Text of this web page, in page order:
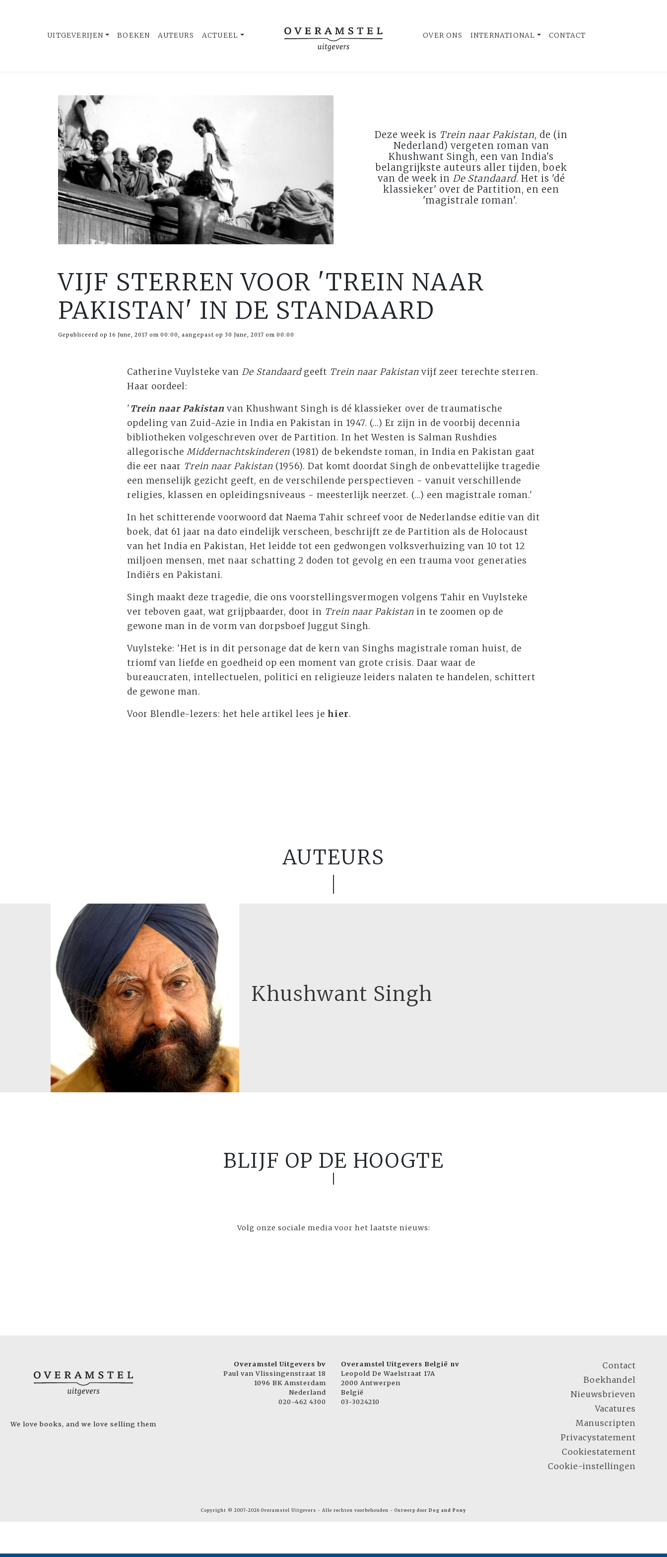
UITGEVERIJEN BOEKEN AUTEURS ACTUEEL OVER ONS INTERNATIONAL CONTACT
Deze week is Trein naar Pakistan, de (in
Nederland) vergeten roman van
Khushwant Singh, een van India's
belangrijkste auteurs aller tijden, boek
van de week in De Standaard. Het is 'dé
klassieker' over de Partition, en een
'magistrale roman'.
VIJF STERREN VOOR 'TREIN NAAR
PAKISTAN' IN DE STANDAARD
Gepubliceerd op 16 June, 2017 om 00:00, aangepast op 30 June, 2017 om 00:00
Catherine Vuylsteke van De Standaardgeeft Trein naar Pakistanvijf zeer terechte sterren.
Haar oordeel:
'Trein naar Pakistan van Khushwant Singh is dé klassieker over de traumatische
opdeling van Zuid-Azie in India en Pakistan in 1947. (...) Er zijn in de voorbij decennia
bibliotheken volgeschreven over de Partition. In het Westen is Salman Rushdies
allegorische Middernachtskinderen(1981) de bekendste roman, in India en Pakistan gaat
die eer naar Trein naar Pakistan(1956). Dat komt doordat Singh de onbevattelijke tragedie
een menselijk gezicht geeft, en de verschilende perspectieven - vanuit verschillende
religies, klassen en opleidingsniveaus - meesterlijk neerzet. (...) een magistrale roman.'
In het schitterende voorwoord dat Naema Tahir schreef voor de Nederlandse editie van dit
boek, dat 61 jaar na dato eindelijk verscheen, beschrijft ze de Partition als de Holocaust
van het India en Pakistan, Het leidde tot een gedwongen volksverhuizing van 10 tot 12
miljoen mensen, met naar schatting 2 doden tot gevolg en een trauma voor generaties
Indiërs en Pakistani.
Singh maakt deze tragedie, die ons voorstellingsvermogen volgens Tahir en Vuylsteke
ver teboven gaat, wat grijpbaarder, door in Trein naar Pakistanin te zoomen op de
gewone man in de vorm van dorpsboef Juggut Singh.
Vuylsteke: 'Het is in dit personage dat de kern van Singhs magistrale roman huist, de
triomf van liefde en goedheid op een moment van grote crisis. Daar waar de
bureaucraten, intellectuelen, politici en religieuze leiders nalaten te handelen, schittert
de gewone man.
Voor Blendle-lezers: het hele artikel lees je hier.
AUTEURS
Khushwant Singh
BLIJF OP DE HOOGTE
Volg onze sociale media voor het laatste nieuws:
We love books, and we love selling them
Overamstel Uitgevers bv
Paul van Vlissingenstraat 18
1096 BK Amsterdam
Nederland
020-462 4300
Overamstel Uitgevers België nv
Leopold De Waelstraat 17A
2000 Antwerpen
België
03-3024210
Contact
Boekhandel
Nieuwsbrieven
Vacatures
Manuscripten
Privacystatement
Cookiestatement
Cookie-instellingen
Copyright © 2007-2026 Overamstel Uitgevers - Alle rechten voorbehouden - Ontwerp door Dog and Pony